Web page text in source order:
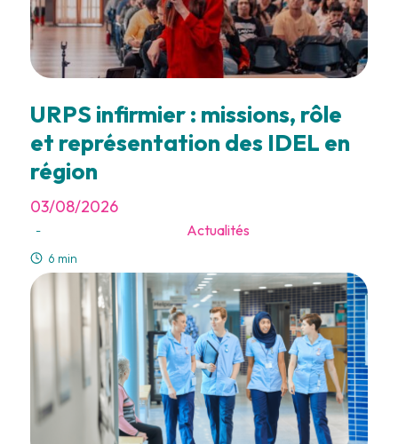
URPS infirmier : missions, rôle
et représentation des IDEL en
région
03/08/2026
- Actualités
6 min